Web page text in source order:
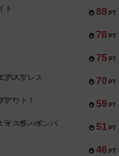
88 PT
ト
76 PT
75 PT
70 PT
クスプレス
59 PT
アウト！
51 PT
イスラ・ボンバ
46 PT